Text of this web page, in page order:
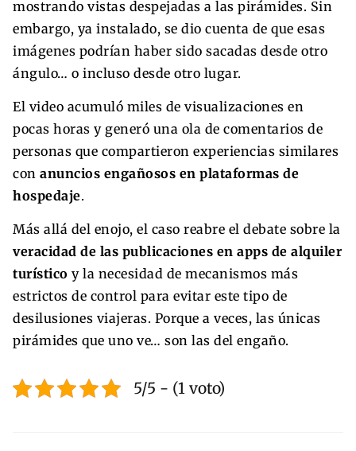
mostrando vistas despejadas a las pirámides. Sin
embargo, ya instalado, se dio cuenta de que esas
imágenes podrían haber sido sacadas desde otro
ángulo… o incluso desde otro lugar.
El video acumuló miles de visualizaciones en
pocas horas y generó una ola de comentarios de
personas que compartieron experiencias similares
con anuncios engañosos en plataformas de
hospedaje.
Más allá del enojo, el caso reabre el debate sobre la
veracidad de las publicaciones en apps de alquiler
turístico y la necesidad de mecanismos más
estrictos de control para evitar este tipo de
desilusiones viajeras. Porque a veces, las únicas
pirámides que uno ve… son las del engaño.
5/5 - (1 voto)